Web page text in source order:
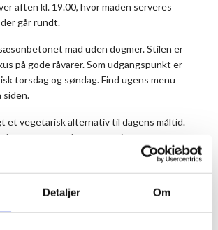
Detaljer Om
aften kl. 19.00, hvor maden serveres
går rundt.
mad uden dogmer. Stilen er
på gode råvarer. Som udgangspunkt er
torsdag og søndag. Find ugens menu
siden.
et vegetarisk alternativ til dagens måltid.
noterer antal vegetarer i
og kaffe kan købes efter maden. Børn til og